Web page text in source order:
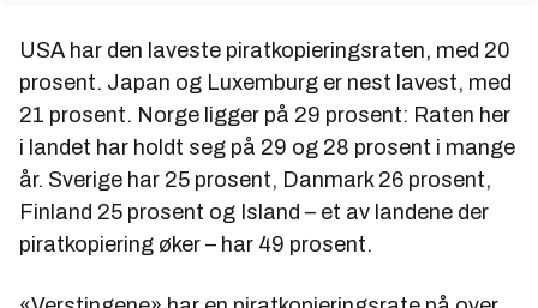
USA har den laveste piratkopieringsraten, med 20
prosent. Japan og Luxemburg er nest lavest, med
21 prosent. Norge ligger på 29 prosent: Raten her
i landet har holdt seg på 29 og 28 prosent i mange
år. Sverige har 25 prosent, Danmark 26 prosent,
Finland 25 prosent og Island – et av landene der
piratkopiering øker – har 49 prosent.